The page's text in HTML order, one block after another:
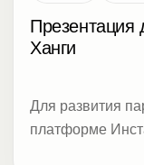
Ханги
Для развития
платформе